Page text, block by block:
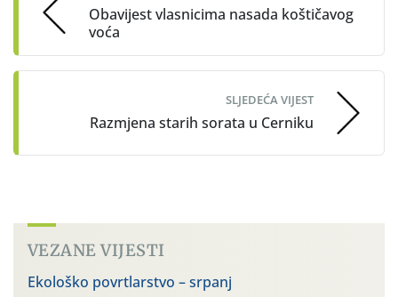
Obavijest vlasnicima nasada koštičavog
voća
SLJEDEĆA VIJEST
Razmjena starih sorata u Cerniku
VEZANE VIJESTI
Ekološko povrtlarstvo – srpanj